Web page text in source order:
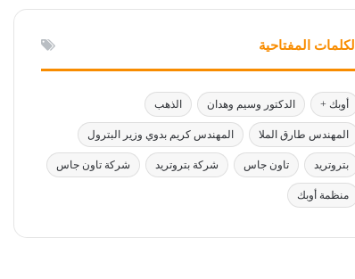
الكلمات المفتاحية
أوبك + الدكتور وسيم وهدان الذهب
المهندس طارق الملا المهندس كريم بدوي وزير البترول
بتروتريد تاون جاس شركة بتروتريد شركة تاون جاس
منظمة أوبك